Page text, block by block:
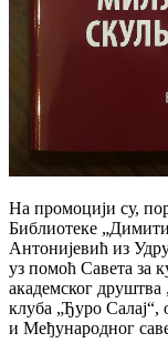
На промоцији су,
Библиотеке
Антонијевић из
уз помоћ Савета за
академског друштва
клуба „Ђуро
и Међународног